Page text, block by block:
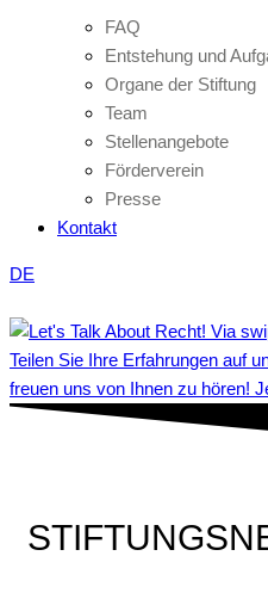
FAQ
Entstehung und
Organe der Stiftung
Team
Stellenangebote
Förderverein
Presse
Kontakt
DE
Teilen Sie Ihre Erfahrungen auf
freuen uns von Ihnen zu hören!